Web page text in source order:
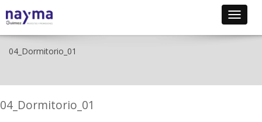
Toggle
04_Dormitorio_01
04_Dormitorio_01